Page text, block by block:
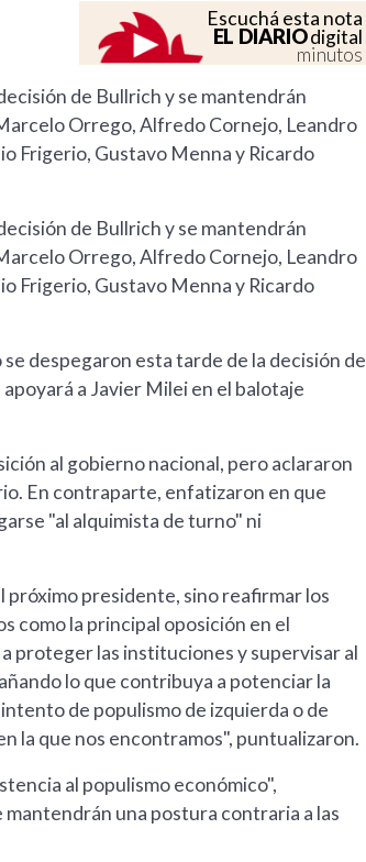
Escuchá esta nota
EL DIARIOdigital
minutos
de Bullrich y se mantendrán
Orrego, Alfredo Cornejo, Leandro
Frigerio, Gustavo Menna y Ricardo
de Bullrich y se mantendrán
Orrego, Alfredo Cornejo, Leandro
Frigerio, Gustavo Menna y Ricardo
despegaron esta tarde de la decisión de
a Javier Milei en el balotaje
al gobierno nacional, pero aclararon
En contraparte, enfatizaron en que
"al alquimista de turno" ni
presidente, sino reafirmar los
como la principal oposición en el
proteger las instituciones y supervisar al
lo que contribuya a potenciar la
de populismo de izquierda o de
la que nos encontramos", puntualizaron.
al populismo económico",
una postura contraria a las